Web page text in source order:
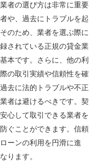
者の選び方は非常に重要
や、過去にトラブルを起
のため、業者を選ぶ際に
されている正規の貸金業
本です。さらに、他の利
の取引実績や信頼性を確
去に法的トラブルや不正
者は避けるべきです。契
心して取引できる業者を
ぐことができます。信頼
ーンの利用を円滑に進
ります。